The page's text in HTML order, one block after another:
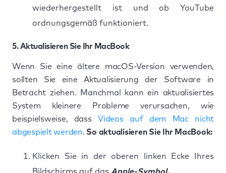
wiederhergestellt ist und ob YouTube
ordnungsgemäß funktioniert.
5. Aktualisieren Sie Ihr MacBook
Wenn Sie eine ältere macOS-Version verwenden,
sollten Sie eine Aktualisierung der Software in
Betracht ziehen. Manchmal kann ein aktualisiertes
System kleinere Probleme verursachen, wie
beispielsweise, dassVideos auf dem Mac nicht
abgespielt werden. So aktualisieren Sie Ihr MacBook:
Klicken Sie in der oberen linken Ecke Ihres
Bildschirms auf das Apple-Symbol.